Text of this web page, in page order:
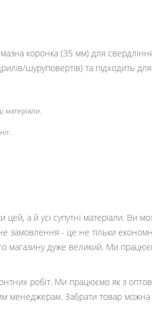
коронка (35 мм) для
шуруповертів) та підходить для
матеріали.
а й усі супутні матеріали. Ви
замовлення - це не тільки
магазину дуже великий. Ми
робіт. Ми працюємо як з
Забрати товар можна